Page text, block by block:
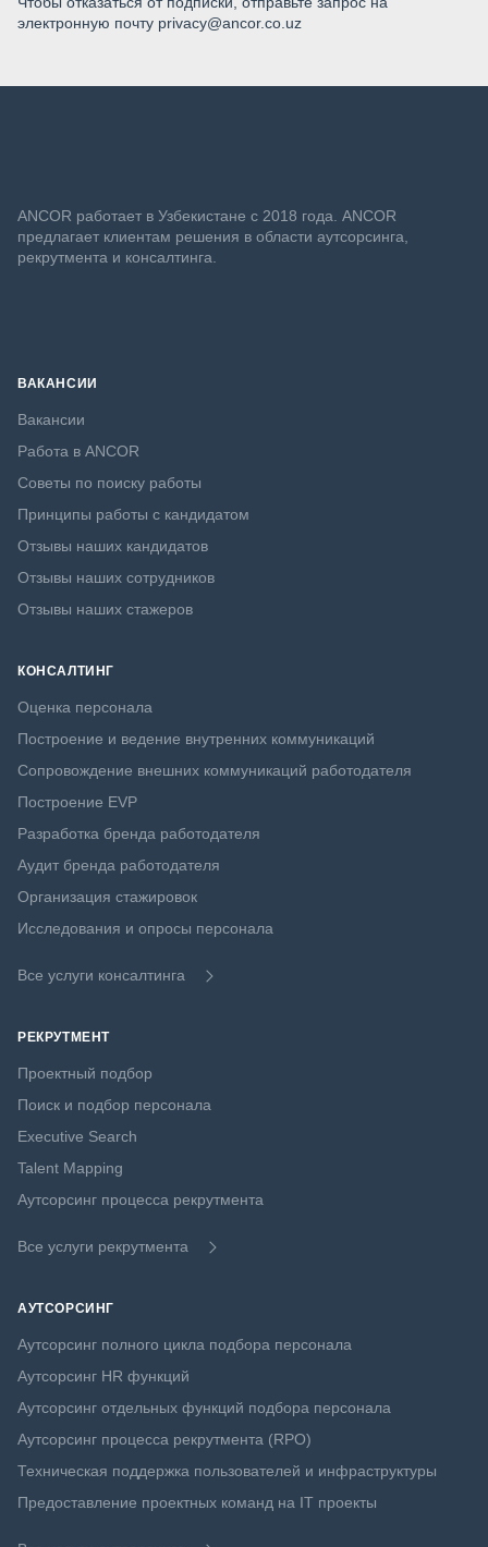
электронную почту privacy@ancor.co.uz
ANСOR работает в Узбекистане с 2018 года. ANCOR
предлагает клиентам решения в области аутсорсинга,
рекрутмента и консалтинга.
ВАКАНСИИ
Вакансии
Работа в ANCOR
Советы по поиску работы
Принципы работы с кандидатом
Отзывы наших кандидатов
Отзывы наших сотрудников
Отзывы наших стажеров
КОНСАЛТИНГ
Оценка персонала
Построение и ведение внутренних коммуникаций
Сопровождение внешних коммуникаций работодателя
Построение EVP
Разработка бренда работодателя
Аудит бренда работодателя
Организация стажировок
Исследования и опросы персонала
Все услуги консалтинга
РЕКРУТМЕНТ
Проектный подбор
Поиск и подбор персонала
Executive Search
Talent Mapping
Аутсорсинг процесса рекрутмента
Все услуги рекрутмента
АУТСОРСИНГ
Аутсорсинг полного цикла подбора персонала
Аутсорсинг HR функций
Аутсорсинг отдельных функций подбора персонала
Аутсорсинг процесса рекрутмента (RPO)
Техническая поддержка пользователей и инфраструктуры
Предоставление проектных команд на IT проекты